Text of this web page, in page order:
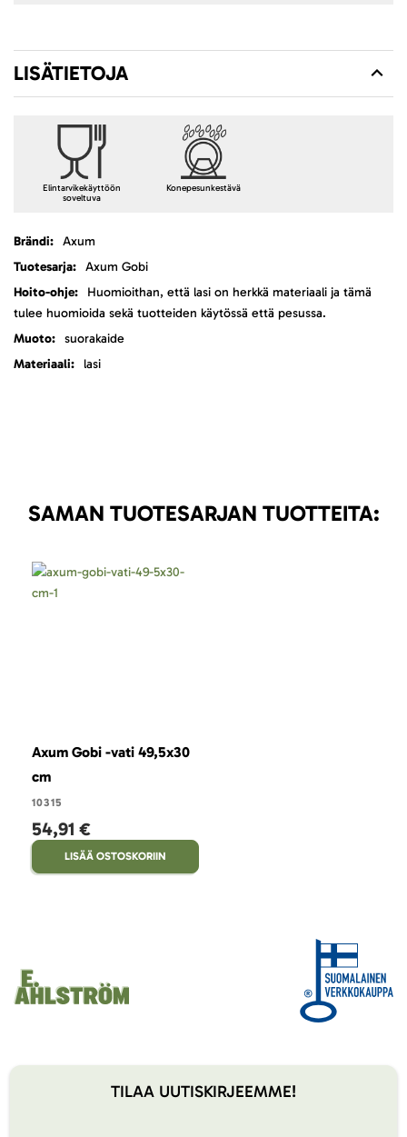
LISÄTIETOJA
Elintarvikekäyttöön
soveltuva
Konepesunkestävä
LisätietojaAxum
Axum Gobi
Huomioithan, että lasi on herkkä materiaali ja tämä
tulee huomioida sekä tuotteiden käytössä että pesussa.
suorakaide
lasi
SAMAN TUOTESARJAN TUOTTEITA:
Axum Gobi -vati 49,5x30
cm
10315
54,91 €
LISÄÄ OSTOSKORIIN
TILAA UUTISKIRJEEMME!